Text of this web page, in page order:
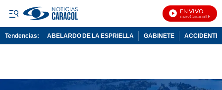
EN VIVO
Noticias Caracol En Vivo
Tendencias: ABELARDO DE LA ESPRIELLA GABINETE ACCIDENTE